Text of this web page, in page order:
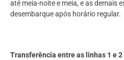
até meia-noite e meia, e as demais
desembarque após horário regular.
Transferência entre as linhas 1 e 2